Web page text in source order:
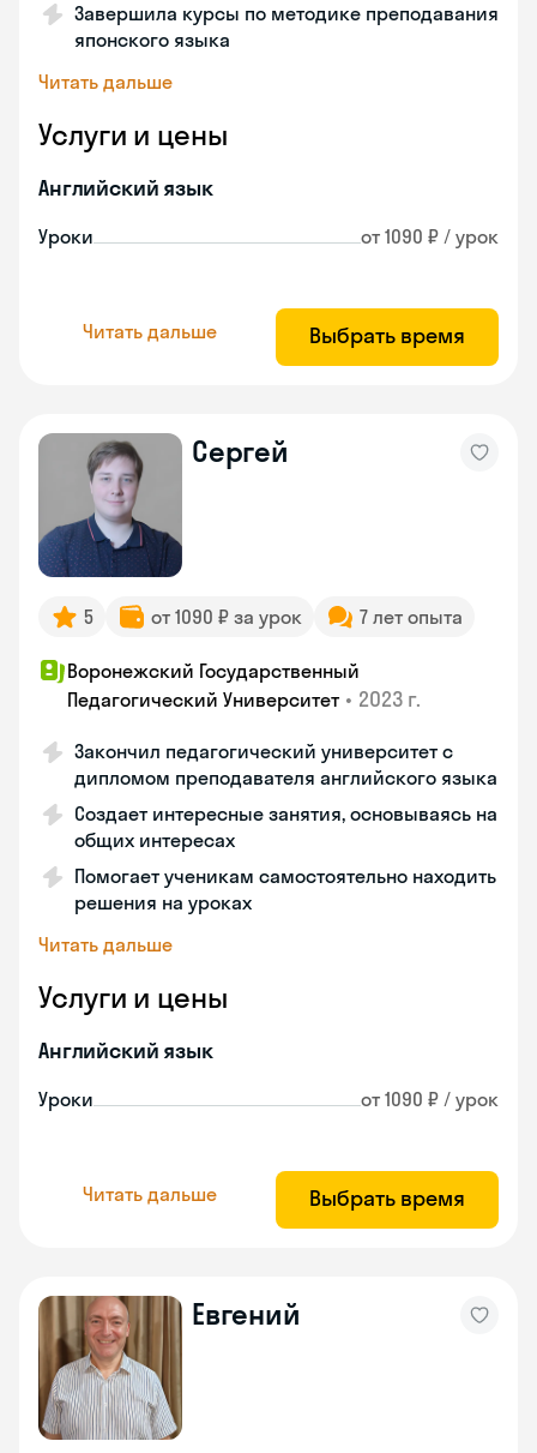
Завершила курсы по методике преподавания
японского языка
Читать дальше
Услуги и цены
Английский язык
Уроки от 1090 ₽ / урок
Читать дальше Выбрать время
Сергей
5 от 1090 ₽ за урок 7 лет опыта
Воронежский Государственный
Педагогический Университет • 2023 г.
Закончил педагогический университет с
дипломом преподавателя английского языка
Создает интересные занятия, основываясь на
общих интересах
Помогает ученикам самостоятельно находить
решения на уроках
Читать дальше
Услуги и цены
Английский язык
Уроки от 1090 ₽ / урок
Читать дальше Выбрать время
Евгений